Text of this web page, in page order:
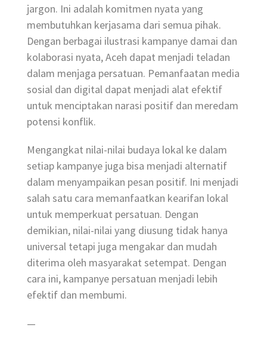
jargon. Ini adalah komitmen nyata yang
membutuhkan kerjasama dari semua pihak.
Dengan berbagai ilustrasi kampanye damai dan
kolaborasi nyata, Aceh dapat menjadi teladan
dalam menjaga persatuan. Pemanfaatan media
sosial dan digital dapat menjadi alat efektif
untuk menciptakan narasi positif dan meredam
potensi konflik.
Mengangkat nilai-nilai budaya lokal ke dalam
setiap kampanye juga bisa menjadi alternatif
dalam menyampaikan pesan positif. Ini menjadi
salah satu cara memanfaatkan kearifan lokal
untuk memperkuat persatuan. Dengan
demikian, nilai-nilai yang diusung tidak hanya
universal tetapi juga mengakar dan mudah
diterima oleh masyarakat setempat. Dengan
cara ini, kampanye persatuan menjadi lebih
efektif dan membumi.
—